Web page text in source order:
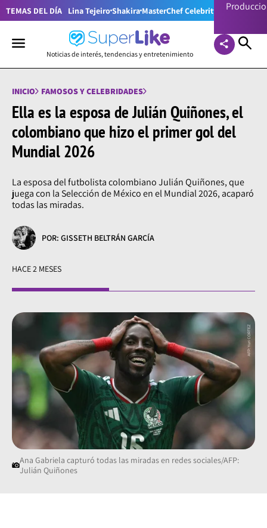
TEMAS DEL DÍA Lina TejeiroShakira MasterChef Celebrity Colombia
Noticias de interés, tendencias y entretenimiento
INICIO FAMOSOS Y CELEBRIDADES
Ella es la esposa de Julián Quiñones, el
colombiano que hizo el primer gol del
Mundial 2026
La esposa del futbolista colombiano Julián Quiñones, que
juega con la Selección de México en el Mundial 2026, acaparó
todas las miradas.
POR: GISSETH BELTRÁN GARCÍA
HACE 2 MESES
Ana Gabriela capturó todas las miradas en redes sociales/AFP:
Julián Quiñones